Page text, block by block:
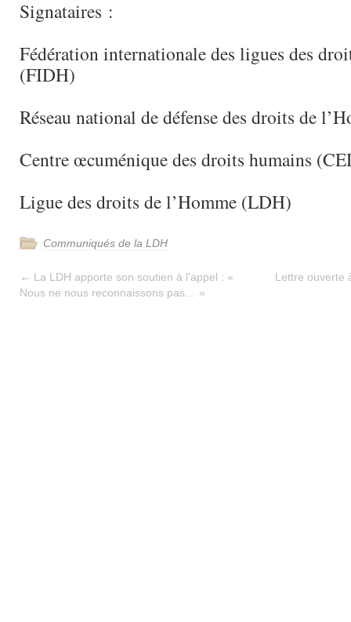
Signataires :
Fédération internationale des ligues des
(FIDH)
Réseau national de défense des droits de
Centre œcuménique des droits humains
Ligue des droits de l’Homme (LDH)
Communiqués de la LDH
← La LDH apporte son soutien à l’appel : «
Nous ne nous reconnaissons pas… »
Lettre ouverte